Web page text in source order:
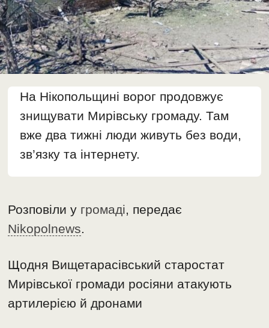
На Нікопольщині ворог продовжує
знищувати Мирівську громаду. Там
вже два тижні люди живуть без води,
зв’язку та інтернету.
Розповіли у громаді, передає
Nikopolnews.
Щодня Вищетарасівський старостат
Мирівської громади росіяни атакують
артилерією й дронами